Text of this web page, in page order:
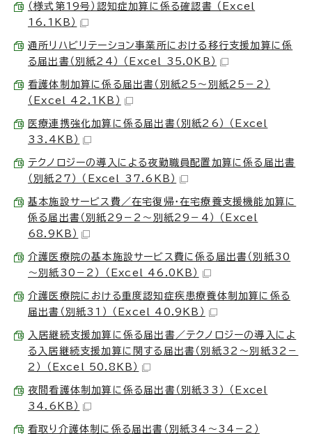
（様式第19号）認知症加算に係る確認書 （Excel
16.1KB）
通所リハビリテーション事業所における移行支援加算に係
る届出書（別紙24） （Excel 35.0KB）
看護体制加算に係る届出書（別紙25～別紙25－2）
（Excel 42.1KB）
医療連携強化加算に係る届出書（別紙26） （Excel
33.4KB）
テクノロジーの導入による夜勤職員配置加算に係る届出書
（別紙27） （Excel 37.6KB）
基本施設サービス費／在宅復帰・在宅療養支援機能加算に
係る届出書（別紙29－2～別紙29－4） （Excel
68.9KB）
介護医療院の基本施設サービス費に係る届出書（別紙30
～別紙30－2） （Excel 46.0KB）
介護医療院における重度認知症疾患療養体制加算に係る
届出書（別紙31） （Excel 40.9KB）
入居継続支援加算に係る届出書／テクノロジーの導入によ
る入居継続支援加算に関する届出書（別紙32～別紙32－
2） （Excel 50.8KB）
夜間看護体制加算に係る届出書（別紙33） （Excel
34.6KB）
看取り介護体制に係る届出書（別紙34～34－2）